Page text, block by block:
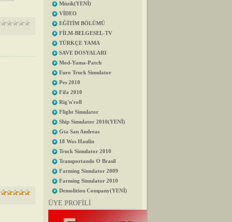
Müzik(YENİ)
VİDEO
EĞİTİM BÖLÜMÜ
FİLM-BELGESEL-TV
TÜRKÇE YAMA
SAVE DOSYALARI
Mod-Yama-Patch
Euro Truck Simulator
Pes 2010
Fifa 2010
Rig'n'roll
Flight Simulator
Ship Simulator 2010(YENİ)
Gta San Andreas
18 Wos Haulin
Truck Simulator 2010
Transportando O Brasil
Farming Simulator 2009
Farming Simulator 2010
Demolition Company(YENİ)
ÜYE PROFİLİ